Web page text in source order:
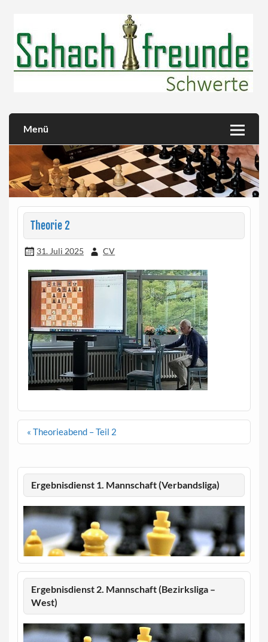
Menü
Theorie 2
31. Juli 2025 CV
Beitragsnavigation
« Theorieabend – Teil 2
Ergebnisdienst 1. Mannschaft (Verbandsliga)
Ergebnisdienst 2. Mannschaft (Bezirksliga –
West)